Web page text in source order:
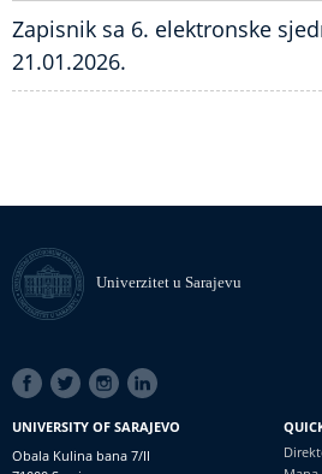
Zapisnik sa 6. elektronske
21.01.2026.
Univerzitet u Sarajevu
SOCIAL
LINKS
UNIVERSITY OF SARAJEVO
Obala Kulina bana 7/II